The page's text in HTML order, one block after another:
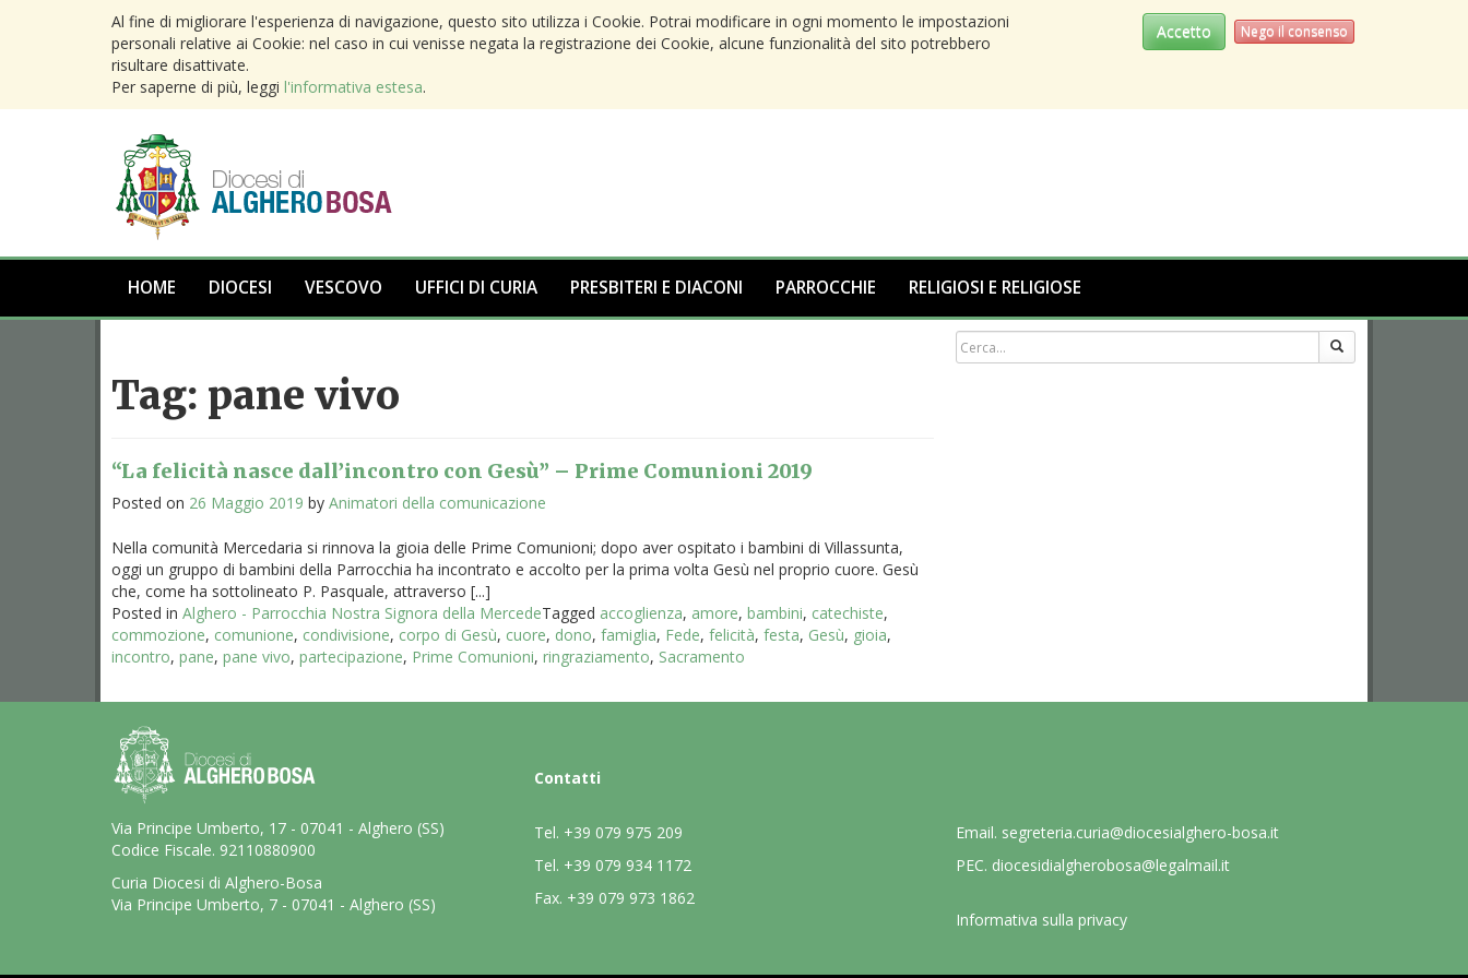
Al fine di migliorare l'esperienza di navigazione, questo sito utilizza i Cookie. Potrai modificare in ogni momento le impostazioni
personali relative ai Cookie: nel caso in cui venisse negata la registrazione dei Cookie, alcune funzionalità del sito potrebbero
risultare disattivate.
Per saperne di più, leggi l'informativa estesa.
Accetto Nego il consenso
HOME DIOCESI VESCOVO UFFICI DI CURIA PRESBITERI E DIACONI PARROCCHIE RELIGIOSI E RELIGIOSE
Tag: pane vivo
“La felicità nasce dall’incontro con Gesù” – Prime Comunioni 2019
Posted on 26 Maggio 2019 by Animatori della comunicazione
Nella comunità Mercedaria si rinnova la gioia delle Prime Comunioni; dopo aver ospitato i bambini di Villassunta,
oggi un gruppo di bambini della Parrocchia ha incontrato e accolto per la prima volta Gesù nel proprio cuore. Gesù
che, come ha sottolineato P. Pasquale, attraverso [...]
Posted in Alghero - Parrocchia Nostra Signora della MercedeTagged accoglienza, amore, bambini, catechiste,
commozione, comunione, condivisione, corpo di Gesù, cuore, dono, famiglia, Fede, felicità, festa, Gesù, gioia,
incontro, pane, pane vivo, partecipazione, Prime Comunioni, ringraziamento, Sacramento
Via Principe Umberto, 17 - 07041 - Alghero (SS)
Codice Fiscale. 92110880900
Curia Diocesi di Alghero-Bosa
Via Principe Umberto, 7 - 07041 - Alghero (SS)
Contatti
Tel. +39 079 975 209
Tel. +39 079 934 1172
Fax. +39 079 973 1862
Email. segreteria.curia@diocesialghero-bosa.it
PEC. diocesidialgherobosa@legalmail.it
Informativa sulla privacy